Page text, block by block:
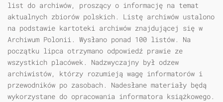
list do archiwów, proszący o informację na temat
aktualnych zbiorów polskich. Listę archiwów ustalono
na podstawie kartoteki archiwów znajdującej się w
Archiwum Polonii. Wysłano ponad 100 listów. Na
początku lipca otrzymano odpowiedź prawie ze
wszystkich placówek. Nadzwyczajny był odzew
archiwistów, którzy rozumieją wagę informatorów i
przewodników po zasobach. Nadesłane materiały będą
wykorzystane do opracowania informatora książkowego.